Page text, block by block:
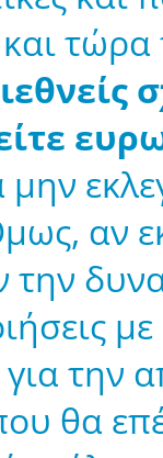
τώρα
μην
αν
την
την
θα